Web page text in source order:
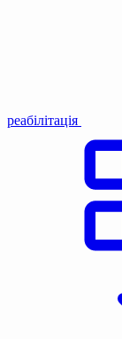
реабілітація